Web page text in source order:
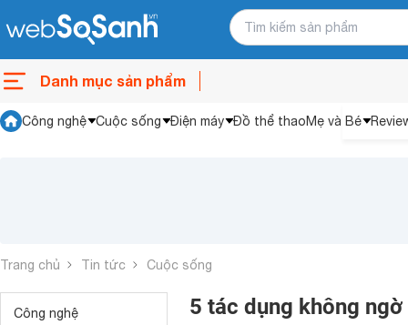
Danh mục sản phẩm
Công nghệ Cuộc sống Điện máy Đồ thể thaoMẹ và Bé
Trang chủ Tin tức Cuộc sống
Công nghệ 5 tác dụng không